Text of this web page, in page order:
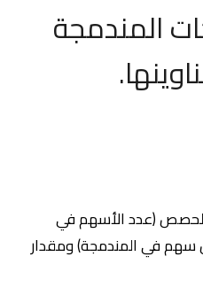
المندمجة
الحصص (عدد الأسهم في
سهم في المندمجة) ومقدار